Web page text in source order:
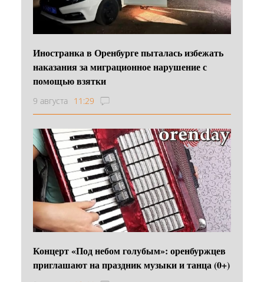
Иностранка в Оренбурге пыталась избежать
наказания за миграционное нарушение с
помощью взятки
9 августа 11:29
Концерт «Под небом голубым»: оренбуржцев
приглашают на праздник музыки и танца (0+)